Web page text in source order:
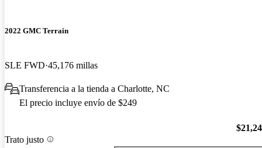
2022 GMC Terrain
SLE FWD 45,176 millas
Transferencia a la tienda a Charlotte, NC
El precio incluye envío de $249
Trato justo